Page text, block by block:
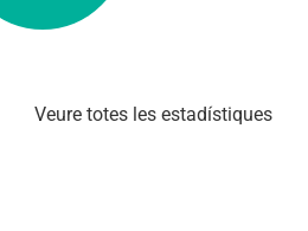
Veure totes les estadístiques